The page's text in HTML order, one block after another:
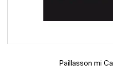
Paillasson mi